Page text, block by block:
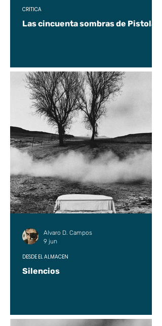
Las cincuenta sombras de Pistolas
CRÍTICA
Silencios
DESDE EL ALMACÉN
Alvaro D. Campos
9 jun